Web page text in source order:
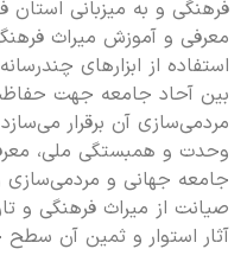
فرهنگی و به میزبانی استان
معرفی و آموزش میراث
استفاده از ابزارهای
بین آحاد جامعه جهت
مردمی‌سازی آن برقرار
وحدت و همبستگی ملی،
جامعه جهانی و مردمی‌سازی
صیانت از میراث فرهنگی و
آثار استوار و ثمین آن سطح